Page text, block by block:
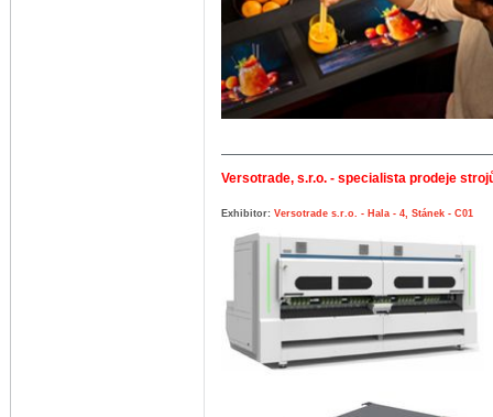
Versotrade, s.r.o. - specialista prodeje
Exhibitor: Versotrade s.r.o. - Hala - 4, Stánek - C01